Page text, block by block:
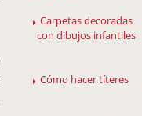
Carpetas decoradas
con dibujos infantiles
Cómo hacer títeres